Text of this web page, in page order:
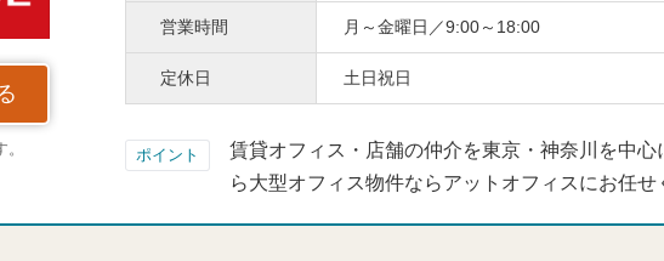
営業時間 月～金曜日／9:00～18:00
定休日 土日祝日
ポイント 賃貸オフィス・店舗の仲介を東京・神奈川を中
ら大型オフィス物件ならアットオフィスにお任せ